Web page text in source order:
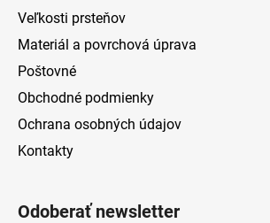
Veľkosti prsteňov
Materiál a povrchová úprava
Poštovné
Obchodné podmienky
Ochrana osobných údajov
Kontakty
Odoberať newsletter